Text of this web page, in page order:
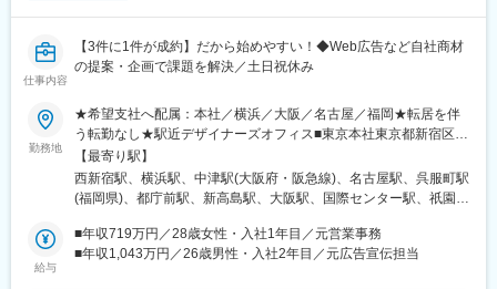
仕事内容
【3件に1件が成約】だから始めやすい！◆Web広告など自社商材
の提案・企画で課題を解決／土日祝休み
勤務地
★希望支社へ配属：本社／横浜／大阪／名古屋／福岡★転居を伴
う転勤なし★駅近デザイナーズオフィス■東京本社東京都新宿区西
新宿6-24-1西新宿三井ビルディング4F／13F／16F／18F／20F■
横浜支社神奈川県横浜市西区高島1-1-2横浜三井ビルディング
20F■大阪支社大阪府大阪市北区大淀中1-1-30梅田スカイビル タワ
プライムセントラルタワー4F■福岡支社福岡県福岡市博多区上呉
服町10-10呉服町ビジネスセンタービル9F■変更範囲：当社勤務地
【最寄り駅】
西新宿駅、横浜駅、中津駅(大阪府・阪急線)、名古屋駅、呉服町駅
(福岡県)、都庁前駅、新高島駅、大阪駅、国際センター駅、祇園駅
駅、中洲川端駅
給与
■年収719万円／28歳女性・入社1年目／元営業事務
■年収1,043万円／26歳男性・入社2年目／元広告宣伝担当